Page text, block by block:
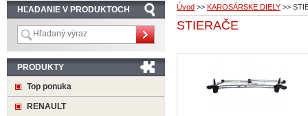
Úvod >> KAROSÁRSKE DIELY >>
STIERAČE
HĽADANIE V PRODUKTOCH
PRODUKTY
Top ponuka
RENAULT